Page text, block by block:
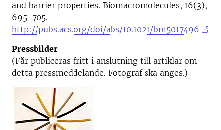
and barrier properties. Biomacromolecules, 16(3),
695-705.
http://pubs.acs.org/doi/abs/10.1021/bm5017496
Pressbilder
(Får publiceras fritt i anslutning till artiklar om
detta pressmeddelande. Fotograf ska anges.)